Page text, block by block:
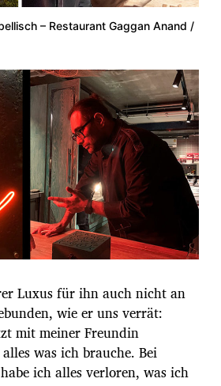
– Restaurant Gaggan Anand /
Luxus für ihn auch nicht an
wie er uns verrät:
mit meiner Freundin
was ich brauche. Bei
ich alles verloren, was ich